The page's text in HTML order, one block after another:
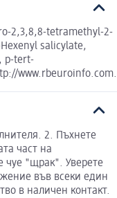
2,3,8,8-tetramethyl-2-
salicylate,
p-tert-
www.rbeuroinfo.com.
2. Пъхнете
част на
чуе "щрак". Уверете
във всеки един
в наличен контакт.